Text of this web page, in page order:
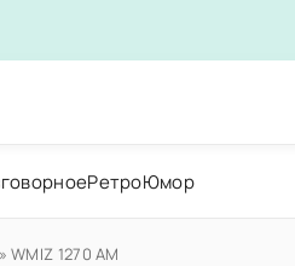
РетроЮмор
» WMIZ 1270 AM